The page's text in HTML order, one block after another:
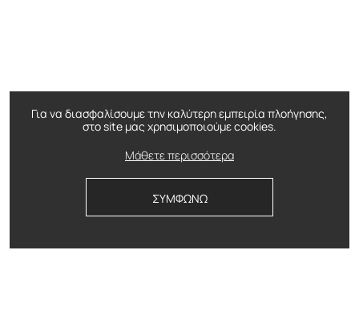
Για να διασφαλίσουμε την καλύτερη εμπειρία πλοήγησης,
στο site μας χρησιμοποιούμε cookies.
Μάθετε περισσότερα
ΣΥΜΦΩΝΩ